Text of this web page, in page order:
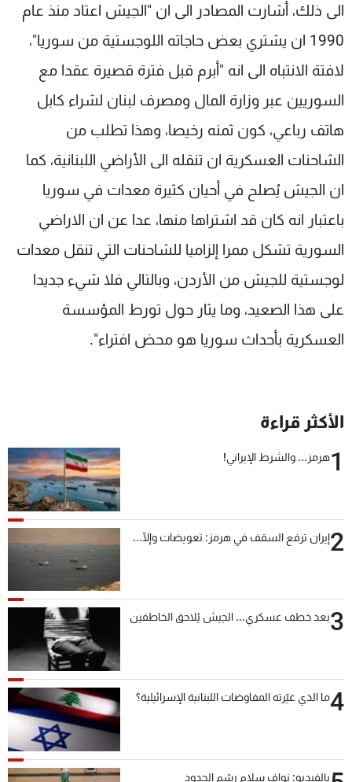
الى ذلك، أشارت المصادر الى ان "الجيش اعتاد منذ عام
1990 ان يشتري بعض حاجاته اللوجستية من سوريا"،
لافتة الانتباه الى انه "أبرم قبل فترة قصيرة عقدا مع
السوريين عبر وزارة المال ومصرف لبنان لشراء كابل
هاتف رباعي، كون ثمنه رخيصا، وهذا تطلب من
الشاحنات العسكرية ان تنقله الى الأراضي اللبنانية، كما
ان الجيش يُصلح في أحيان كثيرة معدات في سوريا
باعتبار انه كان قد اشتراها منها، عدا عن ان الاراضي
السورية تشكل ممرا إلزاميا للشاحنات التي تنقل معدات
لوجستية للجيش من الأردن، وبالتالي فلا شيء جديدا
على هذا الصعيد، وما يثار حول تورط المؤسسة
العسكرية بأحداث سوريا هو محض افتراء".
الأكثر قراءة
1هرمز... والشرط الإيراني!
2إيران ترفع السقف في هرمز: تعويضات وإلّا...
3بعد خطف عسكري... الجيش يُلاحق الخاطفين
4ما الذي غيّرته المفاوضات اللبنانية الإسرائيلية؟
بالفيديو: نواف سلام رسّم الحدود